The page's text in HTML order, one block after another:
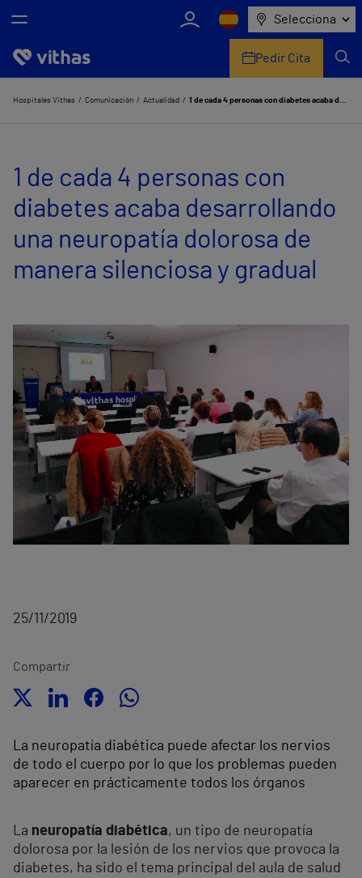
Selecciona
Nosotros
Servicios de salud
Equipo médico y asistencial
Pedir Cita
Hospitales Vithas Comunicación Actualidad 1 de cada 4 personas con diabetes acaba desarrollando una neuropatía dolorosa de manera silenciosa y gradual
1 de cada 4 personas con
diabetes acaba desarrollando
una neuropatía dolorosa de
manera silenciosa y gradual
25/11/2019
Compartir
La neuropatía diabética puede afectar los nervios
de todo el cuerpo por lo que los problemas pueden
aparecer en prácticamente todos los órganos
La neuropatía diabética, un tipo de neuropatía
dolorosa por la lesión de los nervios que provoca la
diabetes, ha sido el tema principal del aula de salud